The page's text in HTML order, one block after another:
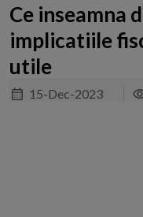
Ce inseamna
implicatiile
utile
15-Dec-2023